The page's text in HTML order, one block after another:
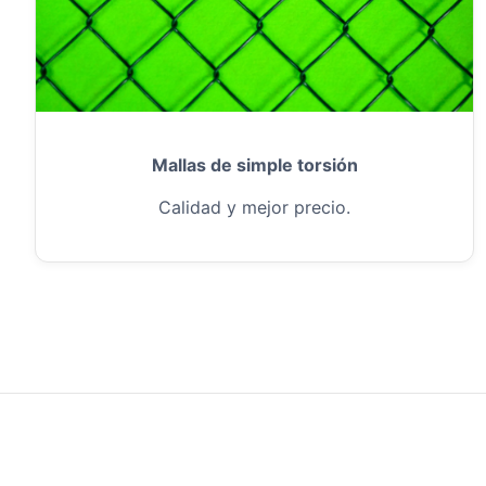
Mallas de simple torsión
Calidad y mejor precio.